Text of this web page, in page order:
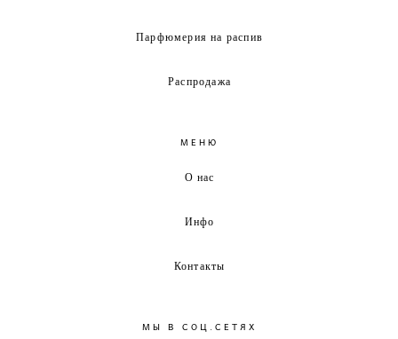
Парфюмерия на распив
Распродажа
МЕНЮ
О нас
Инфо
Контакты
МЫ В СОЦ.СЕТЯХ